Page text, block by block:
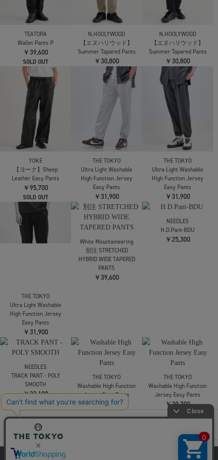
9242-CP06-004 PANTS
￥44,000
9242-CP06-004 PANTS
￥44,000
TRACK PANTS
￥36,300
THE RERACS
【ザ・リラクス】THE
TRACK PANTS
￥36,300
paratrait
BIRCH TERRY PT
￥38,500
OVERCOAT
Cotton Corduroy Wide-
leg Drawstring Trouser
￥74,800
TEATORA
Wallet Pants P
￥39,600
SOLD OUT
N.HOOLYWOOD
【エヌハリウッド】
Summer Tapared Pants
￥30,800
N.HOOLYWOOD
【エヌハリウッド】
Summer Tapared Pants
YOKE
【ヨーク】Sheep
Leather Easy Pants
￥95,700
SOLD OUT
Easy Pants
￥31,900
Easy Pants
￥31,900
THE TOKYO
Ultra Light Washable
White Mountaineering
別注 STRETCHED
HYBRID WIDE TAPERED
PANTS
H.D.Pant-BDU
￥25,300